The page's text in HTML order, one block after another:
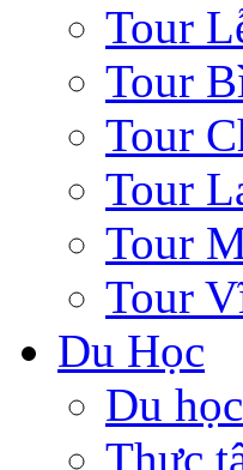
Tour
Tour
Tour
Tour
Tour
Tour
Du Học
Du
Thực